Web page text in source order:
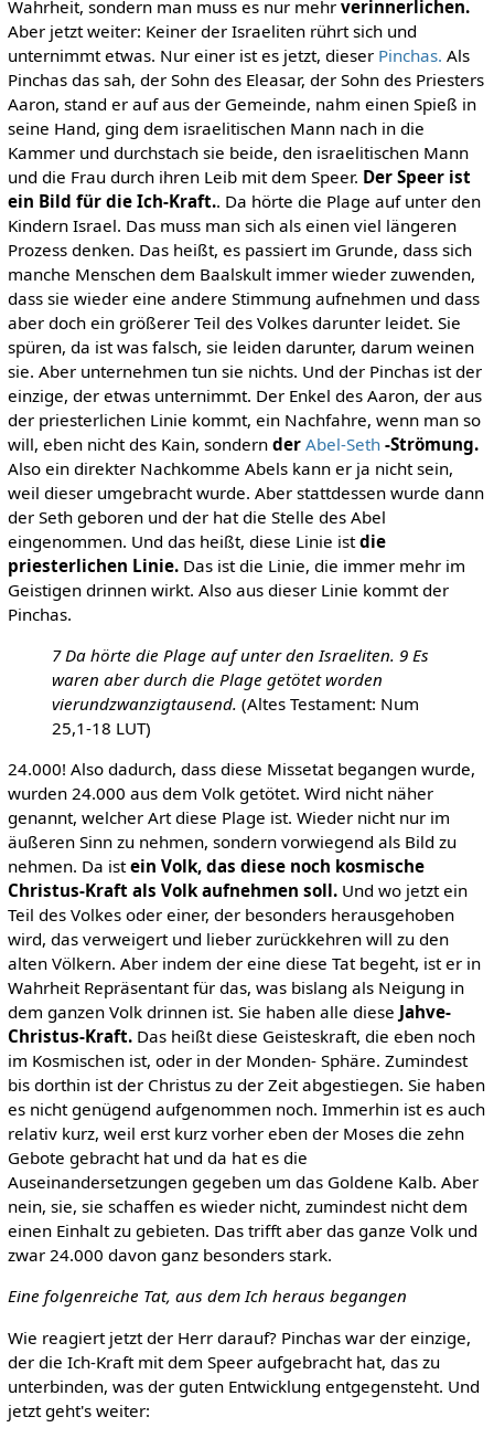
Wahrheit, sondern man muss es nur mehr verinnerlichen.
Aber jetzt weiter: Keiner der Israeliten rührt sich und
unternimmt etwas. Nur einer ist es jetzt, dieser Pinchas. Als
Pinchas das sah, der Sohn des Eleasar, der Sohn des Priesters
Aaron, stand er auf aus der Gemeinde, nahm einen Spieß in
seine Hand, ging dem israelitischen Mann nach in die
Kammer und durchstach sie beide, den israelitischen Mann
und die Frau durch ihren Leib mit dem Speer. Der Speer ist
ein Bild für die Ich-Kraft.. Da hörte die Plage auf unter den
Kindern Israel. Das muss man sich als einen viel längeren
Prozess denken. Das heißt, es passiert im Grunde, dass sich
manche Menschen dem Baalskult immer wieder zuwenden,
dass sie wieder eine andere Stimmung aufnehmen und dass
aber doch ein größerer Teil des Volkes darunter leidet. Sie
spüren, da ist was falsch, sie leiden darunter, darum weinen
sie. Aber unternehmen tun sie nichts. Und der Pinchas ist der
einzige, der etwas unternimmt. Der Enkel des Aaron, der aus
der priesterlichen Linie kommt, ein Nachfahre, wenn man so
will, eben nicht des Kain, sondern der Abel-Seth -Strömung.
Also ein direkter Nachkomme Abels kann er ja nicht sein,
weil dieser umgebracht wurde. Aber stattdessen wurde dann
der Seth geboren und der hat die Stelle des Abel
eingenommen. Und das heißt, diese Linie istdie
priesterlichen Linie.Das ist die Linie, die immer mehr im
Geistigen drinnen wirkt. Also aus dieser Linie kommt der
Pinchas.
7 Da hörte die Plage auf unter den Israeliten. 9 Es
waren aber durch die Plage getötet worden
vierundzwanzigtausend. (Altes Testament: Num
25,1-18 LUT)
24.000! Also dadurch, dass diese Missetat begangen wurde,
wurden 24.000 aus dem Volk getötet. Wird nicht näher
genannt, welcher Art diese Plage ist. Wieder nicht nur im
äußeren Sinn zu nehmen, sondern vorwiegend als Bild zu
nehmen. Da istein Volk, das diese noch kosmische
Christus-Kraft als Volk aufnehmen soll.Und wo jetzt ein
Teil des Volkes oder einer, der besonders herausgehoben
wird, das verweigert und lieber zurückkehren will zu den
alten Völkern. Aber indem der eine diese Tat begeht, ist er in
Wahrheit Repräsentant für das, was bislang als Neigung in
dem ganzen Volk drinnen ist. Sie haben alle diese Jahve-
Christus-Kraft.Das heißt diese Geisteskraft, die eben noch
im Kosmischen ist, oder in der Monden- Sphäre. Zumindest
bis dorthin ist der Christus zu der Zeit abgestiegen. Sie haben
es nicht genügend aufgenommen noch. Immerhin ist es auch
relativ kurz, weil erst kurz vorher eben der Moses die zehn
Gebote gebracht hat und da hat es die
Auseinandersetzungen gegeben um das Goldene Kalb. Aber
nein, sie, sie schaffen es wieder nicht, zumindest nicht dem
einen Einhalt zu gebieten. Das trifft aber das ganze Volk und
zwar 24.000 davon ganz besonders stark.
Eine folgenreiche Tat, aus dem Ich heraus begangen
Wie reagiert jetzt der Herr darauf? Pinchas war der einzige,
der die Ich-Kraft mit dem Speer aufgebracht hat, das zu
unterbinden, was der guten Entwicklung entgegensteht. Und
jetzt geht's weiter: